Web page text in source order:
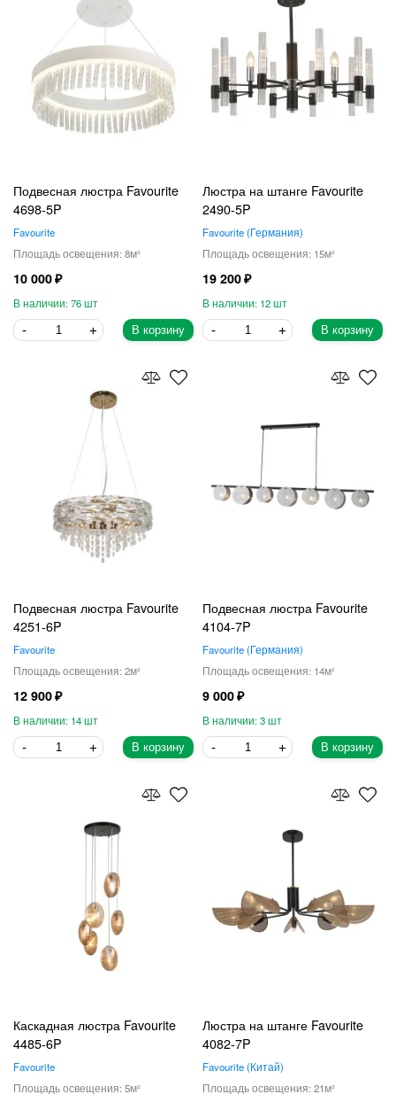
Подвесная люстра Favourite
4698-5P
Favourite
8
10 000
76
В корзину
Люстра на штанге Favourite
2490-5P
Favourite Германия
15
19 200
12
В корзину
Подвесная люстра Favourite
4251-6P
Favourite
2
12 900
14
В корзину
Подвесная люстра Favourite
4104-7P
Favourite Германия
14
9 000
3
В корзину
Каскадная люстра Favourite
4485-6P
Favourite
5
Люстра на штанге Favourite
4082-7P
Favourite Китай
21